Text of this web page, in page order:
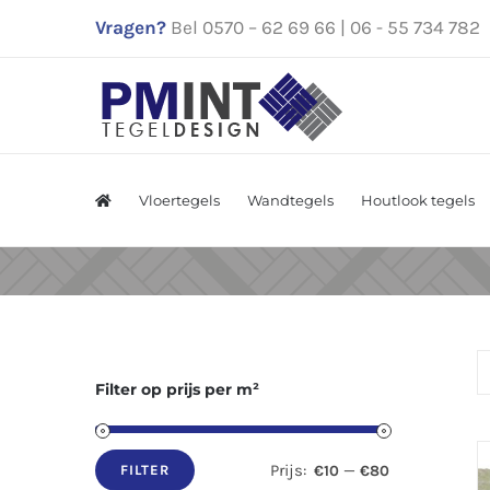
Vragen? Bel 0570 – 62 69 66 | 06 - 55 734 782
Vloertegels Wandtegels Houtlook tegels
Filter op prijs per m²
Min.
Max.
FILTER Prijs: €10 —€80